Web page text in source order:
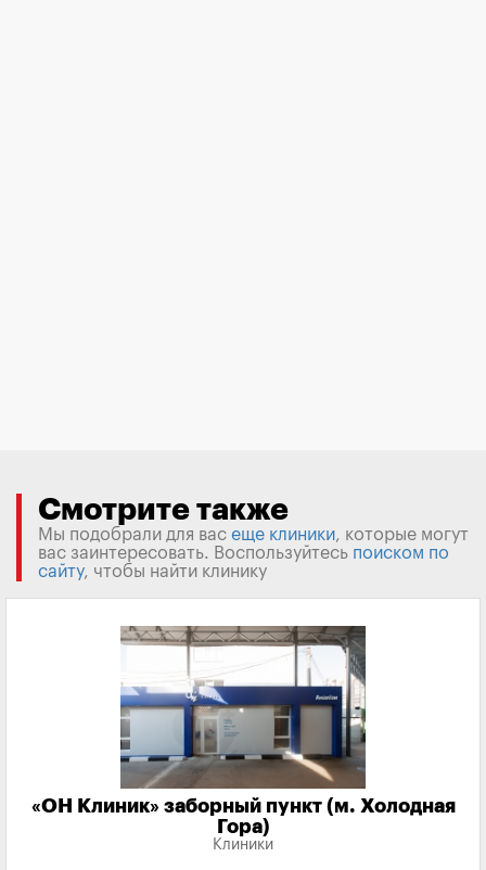
Смотрите также
Мы подобрали для вас еще клиники, которые могут
вас заинтересовать. Воспользуйтесь поиском по
сайту, чтобы найти клинику
«‎ОН Клиник» заборный пункт (м. Холодная
Гора)
Клиники